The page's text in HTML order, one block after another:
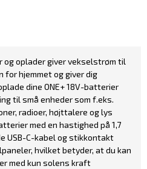
og oplader giver vekselstrøm til
for hjemmet og giver dig
dine ONE+ 18V-batterier
til små enheder som f.eks.
radioer, højttalere og lys
med en hastighed på 1,7
USB-C-kabel og stikkontakt
hvilket betyder, at du kan
med kun solens kraft